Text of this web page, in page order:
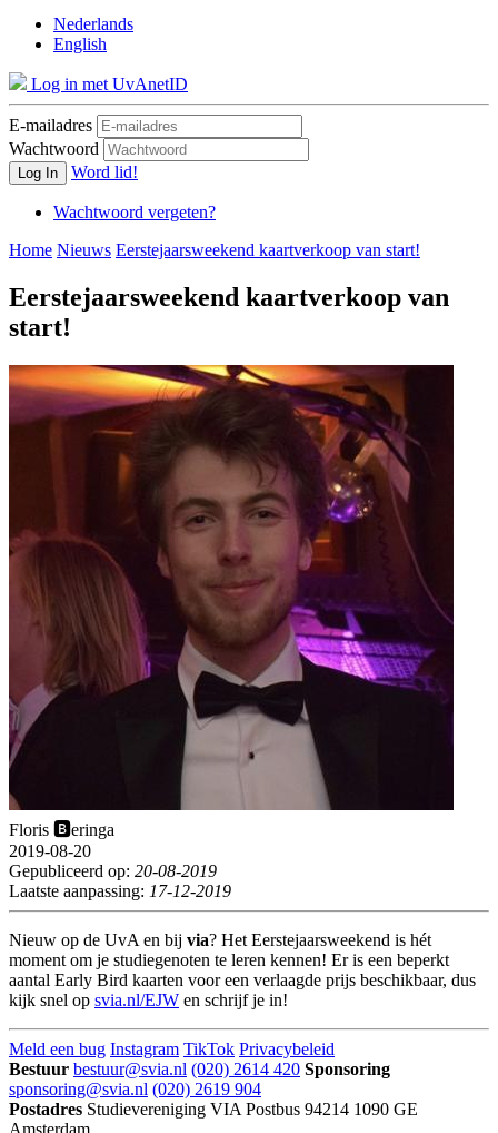
Nederlands
English
Log in met UvAnetID
E-mailadres
Wachtwoord
Log In Word lid!
Wachtwoord vergeten?
Home Nieuws Eerstejaarsweekend kaartverkoop van start!
Eerstejaarsweekend kaartverkoop van
start!
Floris 🅱️eringa
2019-08-20
Gepubliceerd op: 20-08-2019
Laatste aanpassing: 17-12-2019
Nieuw op de UvA en bij via? Het Eerstejaarsweekend is hét
moment om je studiegenoten te leren kennen! Er is een beperkt
aantal Early Bird kaarten voor een verlaagde prijs beschikbaar, dus
kijk snel op svia.nl/EJW en schrijf je in!
Meld een bug Instagram TikTok Privacybeleid
Bestuur bestuur@svia.nl (020) 2614 420 Sponsoring
sponsoring@svia.nl (020) 2619 904
Postadres Studievereniging VIA Postbus 94214 1090 GE
Amsterdam